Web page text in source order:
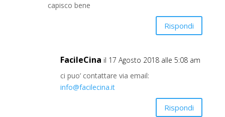
capisco bene
Rispondi
FacileCina il 17 Agosto 2018 alle 5:08 am
ci puo’ contattare via email:
info@facilecina.it
Rispondi